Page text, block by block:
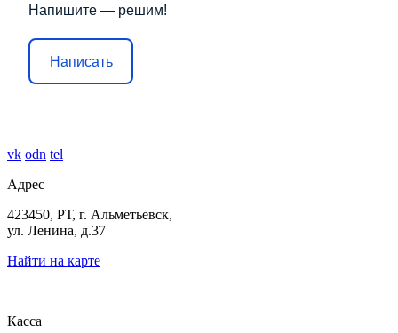
Напишите — решим!
Написать
vk odn tel
Адрес
423450, РТ, г. Альметьевск,
ул. Ленина, д.37
Найти на карте
Касса